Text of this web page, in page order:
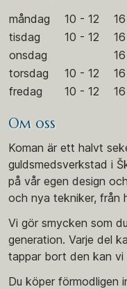
måndag 10 - 12
tisdag
10 - 12
onsdag
torsdag
10 - 12
fredag
10 - 12
Om oss
Koman är ett halvt
guldsmedsverkstad i
på vår egen design
och nya tekniker, från
Vi gör smycken som
generation. Varje del
tappar bort den kan vi
Du köper förmodligen